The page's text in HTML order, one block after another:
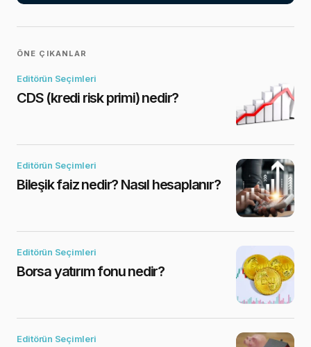
ÖNE ÇIKANLAR
Editörün Seçimleri
CDS (kredi risk primi) nedir?
Editörün Seçimleri
Bileşik faiz nedir? Nasıl hesaplanır?
Editörün Seçimleri
Borsa yatırım fonu nedir?
Editörün Seçimleri